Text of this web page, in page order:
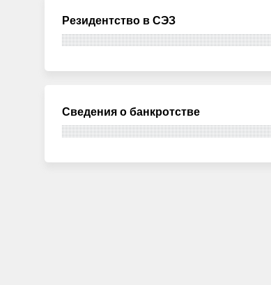
Резидентство в СЭЗ
Сведения о банкротстве